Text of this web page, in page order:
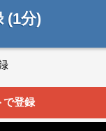
(1分)
で登録